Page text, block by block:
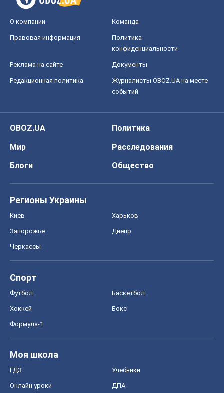
О компании Команда
Правовая информация
Политика
конфиденциальности
Реклама на сайте Документы
Редакционная политика
Журналисты OBOZ.UA на месте
событий
OBOZ.UA
Политика
Мир
Расследования
Блоги
Общество
Регионы Украины
Киев Харьков
Запорожье Днепр
Черкассы
Спорт
Футбол Баскетбол
Хоккей Бокс
Формула-1
Моя школа
ГДЗ Учебники
Онлайн уроки ДПА